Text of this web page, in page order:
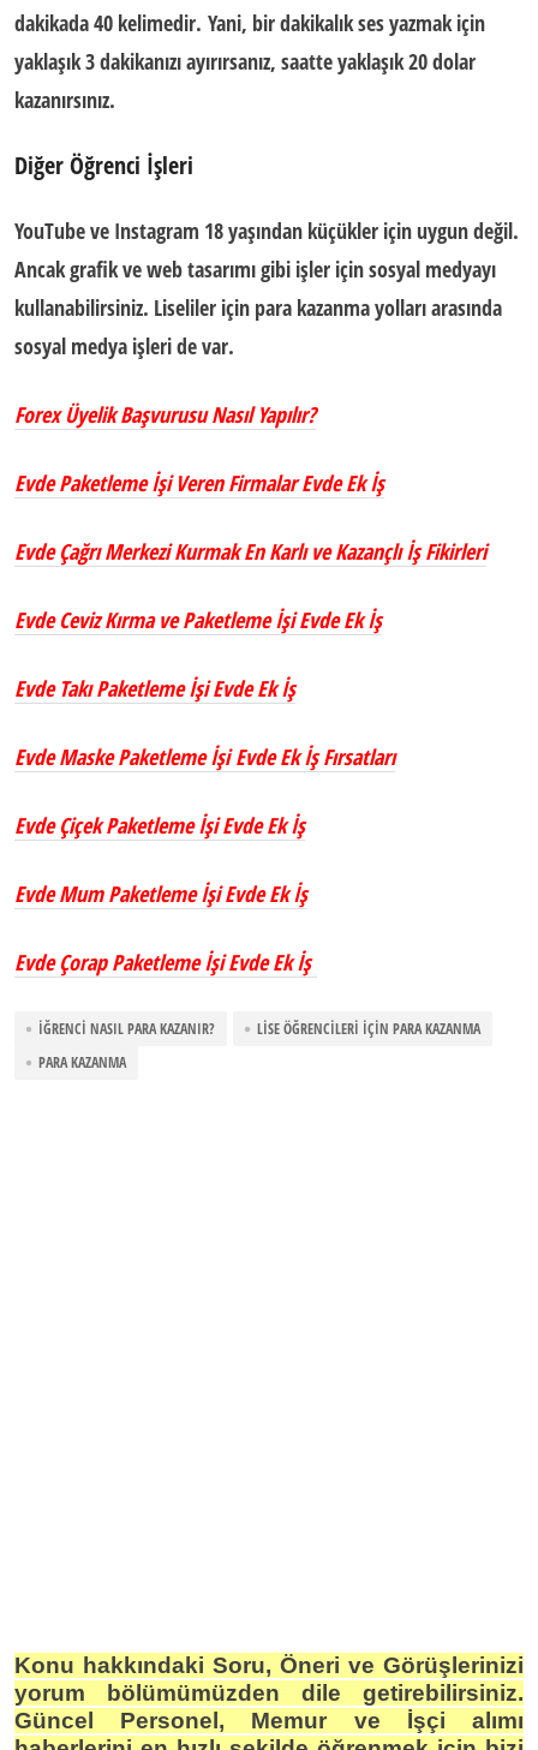
dakikada 40 kelimedir. Yani, bir dakikalık ses yazmak için
yaklaşık 3 dakikanızı ayırırsanız, saatte yaklaşık 20 dolar
kazanırsınız.
Diğer Öğrenci İşleri
YouTube ve Instagram 18 yaşından küçükler için uygun değil.
Ancak grafik ve web tasarımı gibi işler için sosyal medyayı
kullanabilirsiniz. Liseliler için para kazanma yollarıarasında
sosyal medya işleri de var.
Forex Üyelik Başvurusu Nasıl Yapılır?
Evde Paketleme İşi Veren Firmalar Evde Ek İş
Evde Çağrı Merkezi Kurmak En Karlı ve Kazançlı İş Fikirleri
Evde Ceviz Kırma ve Paketleme İşi Evde Ek İş
Evde Takı Paketleme İşi Evde Ek İş
Evde Maske Paketleme İşi Evde Ek İş Fırsatları
Evde Çiçek Paketleme İşi Evde Ek İş
Evde Mum Paketleme İşi Evde Ek İş
Evde Çorap Paketleme İşi Evde Ek İş
İĞRENCI NASIL PARA KAZANIR?
LISE ÖĞRENCILERI İÇIN PARA KAZANMA
PARA KAZANMA
Konu hakkındaki Soru, Öneri ve Görüşlerinizi
yorum bölümümüzden dile getirebilirsiniz.
Güncel Personel, Memur ve İşçi alımı